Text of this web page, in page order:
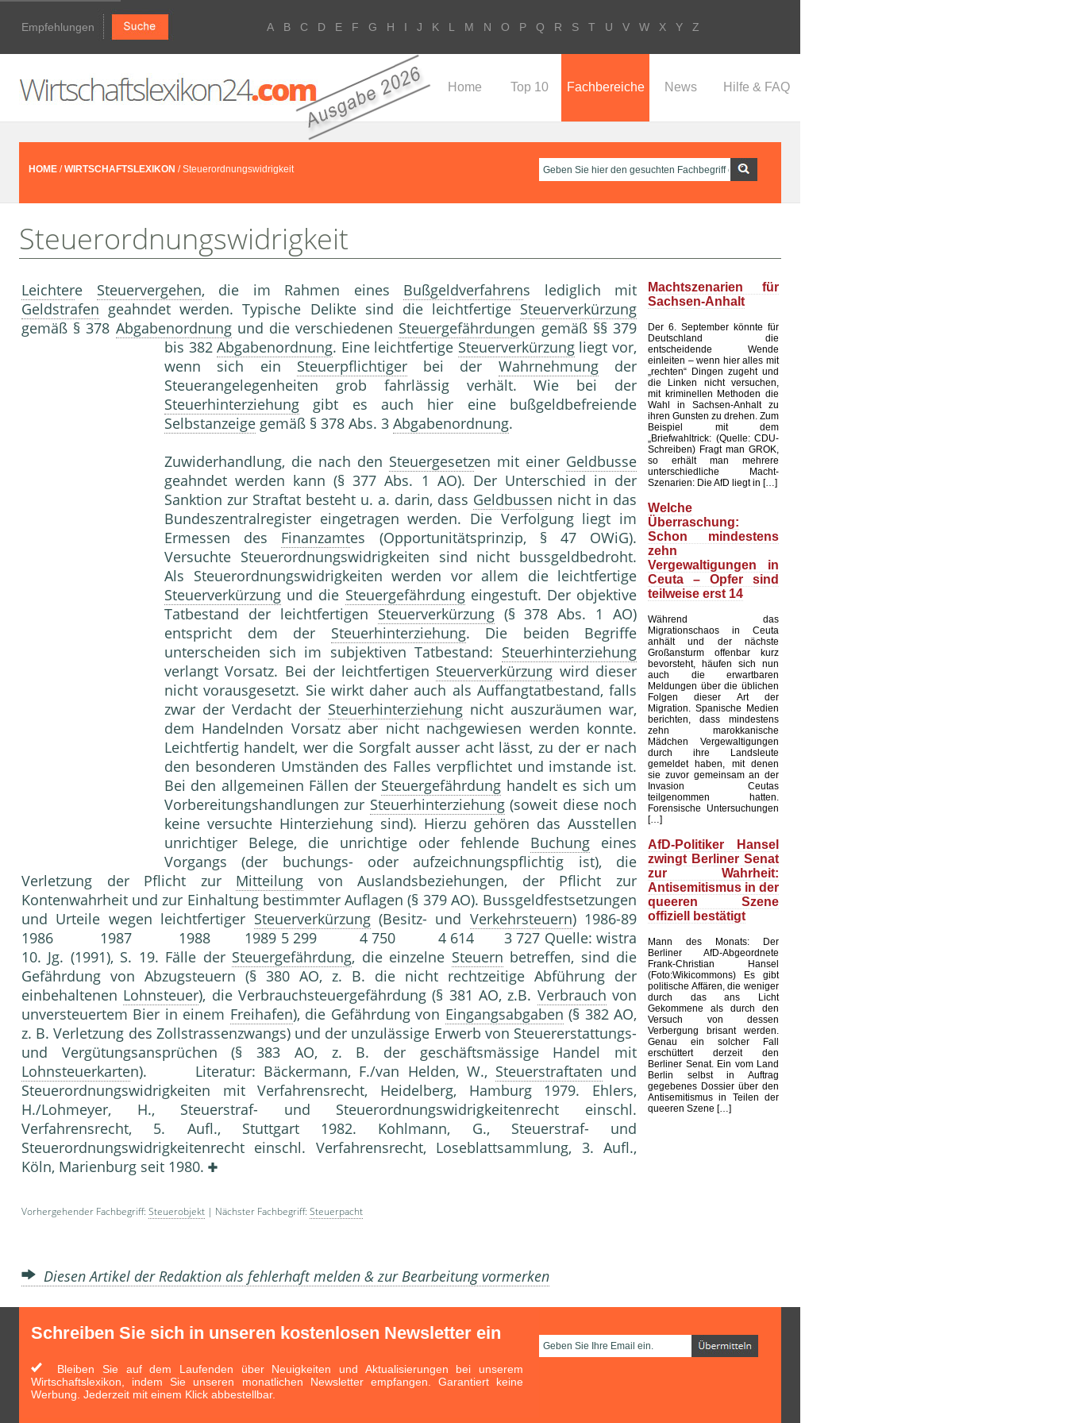
Empfehlungen A B C D E F G H I J K L M N O P Q R S T U V W X Y Z
Home Top 10 Fachbereiche News Hilfe & FAQ
HOME /WIRTSCHAFTSLEXIKON / Steuerordnungswidrigkeit
Steuerordnungswidrigkeit
Leichtere Steuervergehen, die im Rahmen eines Bußgeldverfahrens lediglich mit
Geldstrafen geahndet werden. Typische Delikte sind die leichtfertige Steuerverkürzung
gemäß § 378 Abgabenordnungund die verschiedenen Steuergefährdungen gemäß §§ 379
bis 382Abgabenordnung. Eine leichtfertige Steuerverkürzungliegt vor,
wenn sich ein Steuerpflichtigerbei der Wahrnehmungder
Steuerangelegenheiten grob fahrlässig verhält. Wie bei der
Steuerhinterziehung gibt es auch hier eine bußgeldbefreiende
Selbstanzeige gemäß § 378 Abs. 3 Abgabenordnung.
Zuwiderhandlung, die nach den Steuergesetzen mit einer Geldbusse
geahndet werden kann (§ 377 Abs. 1 AO). Der Unterschied in der
Sanktion zur Straftat besteht u. a. darin, dass Geldbussen nicht in das
Bundeszentralregister eingetragen werden. Die Verfolgung liegt im
Ermessen des Finanzamtes (Opportunitätsprinzip, § 47 OWiG).
Versuchte Steuerordnungswidrigkeiten sind nicht bussgeldbedroht.
Als Steuerordnungswidrigkeiten werden vor allem die leichtfertige
Steuerverkürzung und die Steuergefährdungeingestuft. Der objektive
Tatbestand der leichtfertigen Steuerverkürzung(§ 378 Abs. 1 AO)
entspricht dem der Steuerhinterziehung. Die beiden Begriffe
unterscheiden sich im subjektiven Tatbestand: Steuerhinterziehung
verlangt Vorsatz. Bei der leichtfertigen Steuerverkürzung wird dieser
nicht vorausgesetzt. Sie wirkt daher auch als Auffangtatbestand, falls
zwar der Verdacht der Steuerhinterziehung nicht auszuräumen war,
dem Handelnden Vorsatz aber nicht nachgewiesen werden konnte.
Leichtfertig handelt, wer die Sorgfalt ausser acht lässt, zu der er nach
den besonderen Umständen des Falles verpflichtet und imstande ist.
Bei den allgemeinen Fällen der Steuergefährdung handelt es sich um
Vorbereitungshandlungen zur Steuerhinterziehung(soweit diese noch
keine versuchte Hinterziehung sind). Hierzu gehören das Ausstellen
unrichtiger Belege, die unrichtige oder fehlende Buchung eines
Vorgangs (der buchungs- oder aufzeichnungspflichtig ist), die
Verletzung der Pflicht zur Mitteilung von Auslandsbeziehungen, der Pflicht zur
Kontenwahrheit und zur Einhaltung bestimmter Auflagen (§ 379 AO). Bussgeldfestsetzungen
und Urteile wegen leichtfertiger Steuerverkürzung(Besitz- und Verkehrsteuern) 1986-89
1986 1987 1988 1989 5 299 4 750 4 614 3 727 Quelle: wistra
10. Jg. (1991), S. 19. Fälle der Steuergefährdung, die einzelne Steuern betreffen, sind die
Gefährdung von Abzugsteuern (§ 380 AO, z. B. die nicht rechtzeitige Abführung der
einbehaltenen Lohnsteuer), die Verbrauchsteuergefährdung (§ 381 AO, z.B. Verbrauch von
unversteuertem Bier in einem Freihafen), die Gefährdung von Eingangsabgaben (§ 382 AO,
z. B. Verletzung des Zollstrassenzwangs) und der unzulässige Erwerb von Steuererstattungs-
und Vergütungsansprüchen (§ 383 AO, z. B. der geschäftsmässige Handel mit
Lohnsteuerkarten). Literatur: Bäckermann, F./van Helden, W., Steuerstraftaten und
Steuerordnungswidrigkeiten mit Verfahrensrecht, Heidelberg, Hamburg 1979. Ehlers,
H./Lohmeyer, H., Steuerstraf- und Steuerordnungswidrigkeitenrecht einschl.
Verfahrensrecht, 5. Aufl., Stuttgart 1982. Kohlmann, G., Steuerstraf- und
Steuerordnungswidrigkeitenrecht einschl. Verfahrensrecht, Loseblattsammlung, 3. Aufl.,
Köln, Marienburg seit 1980.
Vorhergehender Fachbegriff: Steuerobjekt | Nächster Fachbegriff: Steuerpacht
Diesen Artikel der Redaktion als fehlerhaft melden & zur Bearbeitung vormerken
Machtszenarien für
Sachsen-Anhalt
Der 6. September könnte für
Deutschland die
entscheidende Wende
einleiten – wenn hier alles mit
„rechten“ Dingen zugeht und
die Linken nicht versuchen,
mit kriminellen Methoden die
Wahl in Sachsen-Anhalt zu
ihren Gunsten zu drehen. Zum
Beispiel mit dem
„Briefwahltrick: (Quelle: CDU-
Schreiben) Fragt man GROK,
so erhält man mehrere
unterschiedliche Macht-
Szenarien: Die AfD liegt in […]
Welche
Überraschung:
Schon mindestens
zehn
Vergewaltigungen in
Ceuta – Opfer sind
teilweise erst 14
Während das
Migrationschaos in Ceuta
anhält und der nächste
Großansturm offenbar kurz
bevorsteht, häufen sich nun
auch die erwartbaren
Meldungen über die üblichen
Folgen dieser Art der
Migration. Spanische Medien
berichten, dass mindestens
zehn marokkanische
Mädchen Vergewaltigungen
durch ihre Landsleute
gemeldet haben, mit denen
sie zuvor gemeinsam an der
Invasion Ceutas
teilgenommen hatten.
Forensische Untersuchungen
[…]
AfD-Politiker Hansel
zwingt Berliner Senat
zur Wahrheit:
Antisemitismus in der
queeren Szene
offiziell bestätigt
Mann des Monats: Der
Berliner AfD-Abgeordnete
Frank-Christian Hansel
(Foto:Wikicommons) Es gibt
politische Affären, die weniger
durch das ans Licht
Gekommene als durch den
Versuch von dessen
Verbergung brisant werden.
Genau ein solcher Fall
erschüttert derzeit den
Berliner Senat. Ein vom Land
Berlin selbst in Auftrag
gegebenes Dossier über den
Antisemitismus in Teilen der
queeren Szene […]
Schreiben Sie sich in unseren kostenlosen Newsletter ein
Bleiben Sie auf dem Laufenden über Neuigkeiten und Aktualisierungen bei unserem
Wirtschaftslexikon, indem Sie unseren monatlichen Newsletter empfangen. Garantiert keine
Werbung. Jederzeit mit einem Klick abbestellbar.